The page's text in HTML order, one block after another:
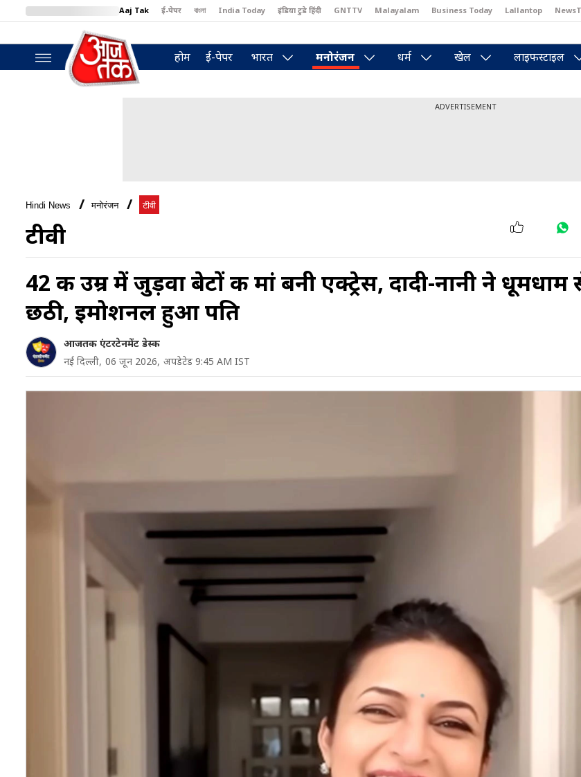
Aaj Tak ई-पेपर বাংলা India Today इंडिया टुडे हिंदी GNTTV Malayalam Business Today Lallantop
BT Bazaar
होम ई-पेपर भारत मनोरंजन धर्म खेल लाइफस्टाइल
ADVERTISEMENT
Hindi News मनोरंजन टीवी
टीवी
42 की उम्र में जुड़वा बेटों की मां बनी एक्ट्रेस, दादी-नानी ने
छठी, इमोशनल हुआ पति
आजतक एंटरटेनमेंट डेस्क
नई दिल्ली, 06 जून 2026, अपडेटेड 9:45 AM IST